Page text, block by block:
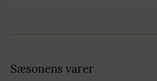
Sæsonens varer